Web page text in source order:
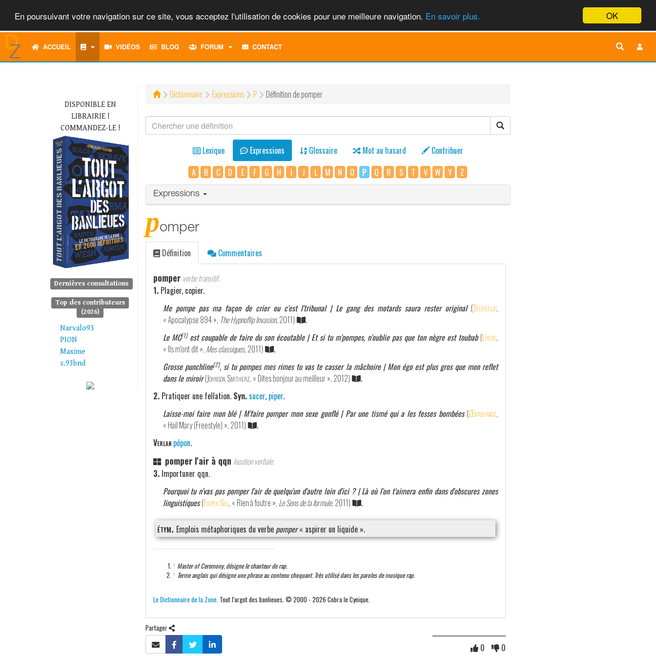
OK
En poursuivant votre navigation sur ce site, vous acceptez l'utilisation de cookies pour une meilleure navigation. En savoir plus.
ACCUEIL VIDÉOS BLOG FORUM
TOGGLECONTACT
DISPONIBLE EN
LIBRAIRIE !
COMMANDEZ-LE !
Dernières consultations
Top des contributeurs
(2026)
Narvalo93
PION
Maxime
s.93bnd
Dictionnaire Expressions P Définition de pomper
Lexique Expressions Glossaire Mot au hasard
Contribuer
A
B C D E F G H I J L M N O P Q R S T V W Y Z
Expressions
pomper
Définition Commentaires
pomper verbe transitif.
1. Plagier, copier.
Me pompe pas ma façon de crier ou c'est l'tribunal | Le gang des motards saura rester original (Stupeflip,
« Apocalypse 894 », The Hypnoflip Invasion, 2011)
.
Le MC[1]est coupable de faire du son écoutable | Et si tu m'pompes, n'oublie pas que ton nègre est toubab (L'indis,
« Ils m'ont dit », Mes classiques, 2011)
.
Grosse punchline[2], si tu pompes mes rimes tu vas te casser la mâchoire | Mon égo est plus gros que mon reflet
dans le miroir (Johnson Smitherz, « Dites bonjour au meilleur », 2012)
.
2. Pratiquer une fellation. Syn.sucer, piper.
Laisse-moi faire mon blé | M'faire pomper mon sexe gonflé | Par une tismé qui a les fesses bombées (L'Entourage,
« Hail Mary (Freestyle) », 2011)
.
Verlan pépon.
pomper l'air à qqn locution verbale.
3. Importuner qqn.
Pourquoi tu n'vas pas pomper l'air de quelqu'un d'autre loin d'ici ? | Là où l'on t'aimera enfin dans d'obscures zones
linguistiques (Fixpen Sill, « Rien à foutre », Le Sens de la formule, 2011) .
étym. Emplois métaphoriques du verbe pomper« aspirer un liquide ».
↑ Master of Ceremony, désigne le chanteur de rap.
↑ Terme anglais qui désigne une phrase au contenu choquant. Très utilisé dans les paroles de musique rap.
Le Dictionnaire de la Zone. Tout l'argot des banlieues. © 2000 - 2026 Cobra le Cynique.
Partager
0 0